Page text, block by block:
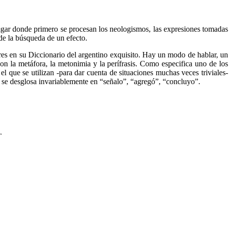
donde primero se procesan los neologismos, las expresiones tomadas
la búsqueda de un efecto.
en su Diccionario del argentino exquisito. Hay un modo de hablar, un
la metáfora, la metonimia y la perífrasis. Como especifica uno de los
que se utilizan -para dar cuenta de situaciones muchas veces triviales-
desglosa invariablemente en “señalo”, “agregó”, “concluyo”.